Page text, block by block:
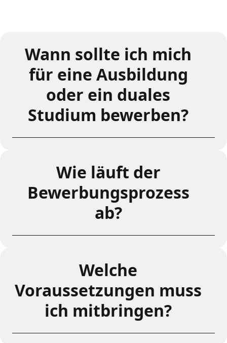
Wann sollte ich mich
für eine Ausbildung
oder ein duales
Studium bewerben?
Wie läuft der
Bewerbungsprozess
ab?
Welche
Voraussetzungen muss
ich mitbringen?